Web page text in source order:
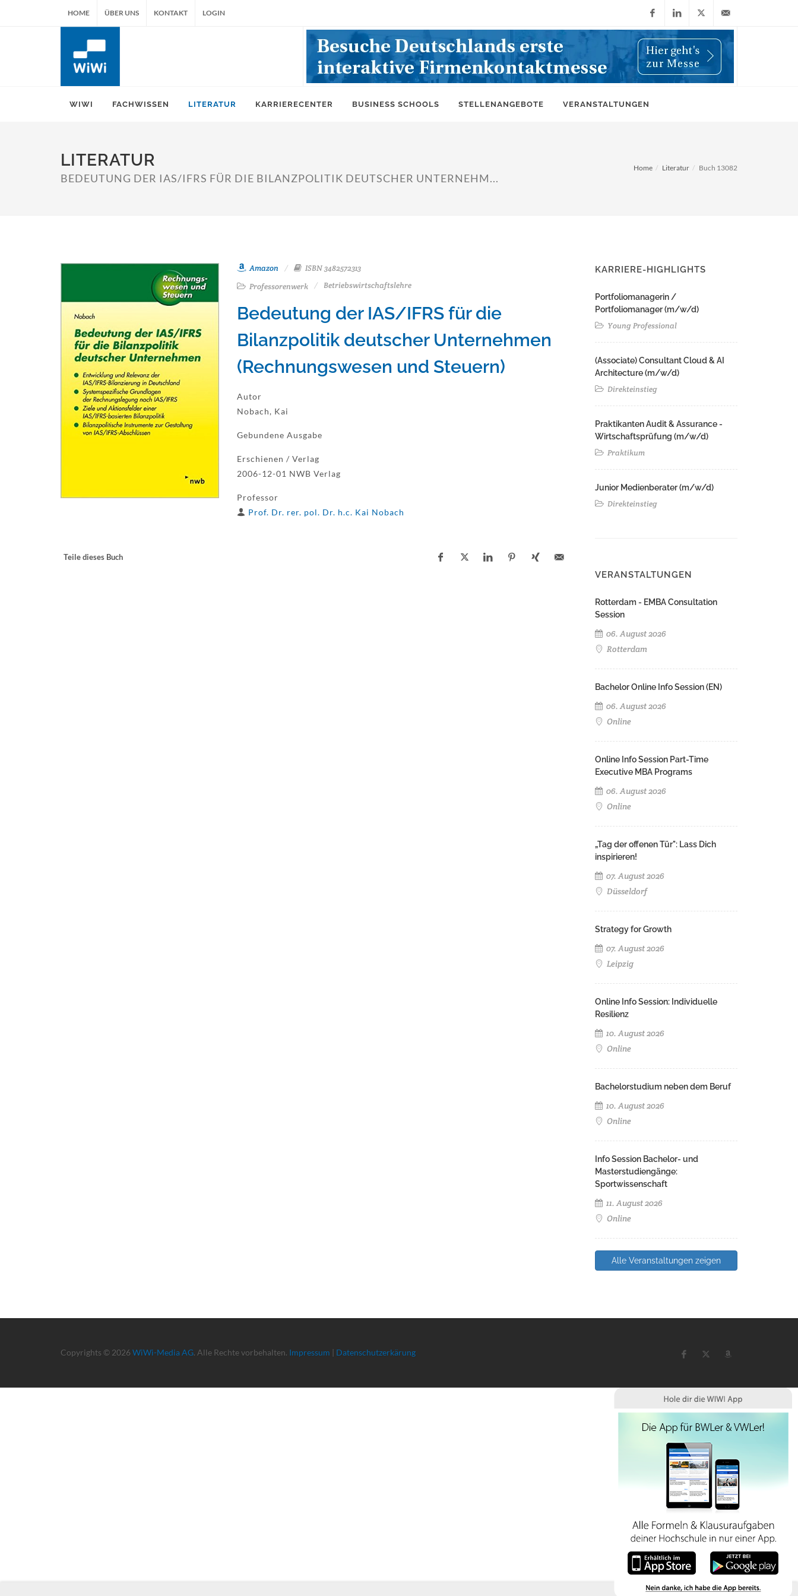
HOME ÜBER UNS KONTAKT LOGIN
FacebookLinkedIn
X
(Twitter)
info@wiwi-
WIWI FACHWISSEN LITERATUR KARRIERECENTER BUSINESS SCHOOLS STELLENANGEBOTE VERANSTALTUNGEN
LITERATUR
BEDEUTUNG DER IAS/IFRS FÜR DIE BILANZPOLITIK DEUTSCHER UNTERNEHM...
Home Literatur Buch 13082
Amazon
ISBN 3482572313
Professorenwerk
Betriebswirtschaftslehre
Bedeutung der IAS/IFRS für die
Bilanzpolitik deutscher Unternehmen
(Rechnungswesen und Steuern)
Autor
Nobach, Kai
Gebundene Ausgabe
Erschienen / Verlag
2006-12-01 NWB Verlag
Professor
Prof. Dr. rer. pol. Dr. h.c. Kai Nobach
Teile dieses Buch
KARRIERE-HIGHLIGHTS
Portfoliomanagerin /
Portfoliomanager (m/w/d)
Young Professional
(Associate) Consultant Cloud & AI
Architecture (m/w/d)​ ​
Direkteinstieg
Praktikanten Audit & Assurance -
Wirtschaftsprüfung (m/w/d)
Praktikum
Junior Medienberater (m/w/d)
Direkteinstieg
VERANSTALTUNGEN
Rotterdam - EMBA Consultation
Session
06. August 2026
Rotterdam
Bachelor Online Info Session (EN)
06. August 2026
Online
Online Info Session Part-Time
Executive MBA Programs
06. August 2026
Online
„Tag der offenen Tür": Lass Dich
inspirieren!
07. August 2026
Düsseldorf
Strategy for Growth
07. August 2026
Leipzig
Online Info Session: Individuelle
Resilienz
10. August 2026
Online
Bachelorstudium neben dem Beruf
10. August 2026
Online
Info Session Bachelor- und
Masterstudiengänge:
Sportwissenschaft
11. August 2026
Online
Alle Veranstaltungen zeigen
Copyrights © 2026 WiWi-Media AG. Alle Rechte vorbehalten. Impressum | Datenschutzerkärung